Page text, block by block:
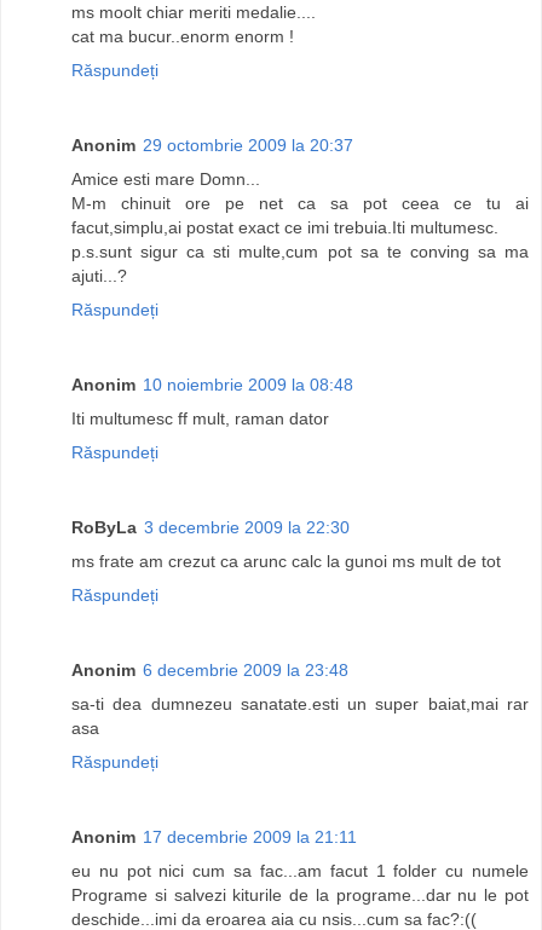
ms moolt chiar meriti medalie....
cat ma bucur..enorm enorm !
Răspundeți
Anonim 29 octombrie 2009 la 20:37
Amice esti mare Domn...
M-m chinuit ore pe net ca sa pot ceea ce tu ai
facut,simplu,ai postat exact ce imi trebuia.Iti multumesc.
p.s.sunt sigur ca sti multe,cum pot sa te conving sa ma
ajuti...?
Răspundeți
Anonim 10 noiembrie 2009 la 08:48
Iti multumesc ff mult, raman dator
Răspundeți
RoByLa 3 decembrie 2009 la 22:30
ms frate am crezut ca arunc calc la gunoi ms mult de tot
Răspundeți
Anonim 6 decembrie 2009 la 23:48
sa-ti dea dumnezeu sanatate.esti un super baiat,mai rar
asa
Răspundeți
Anonim 17 decembrie 2009 la 21:11
eu nu pot nici cum sa fac...am facut 1 folder cu numele
Programe si salvezi kiturile de la programe...dar nu le pot
deschide...imi da eroarea aia cu nsis...cum sa fac?:((